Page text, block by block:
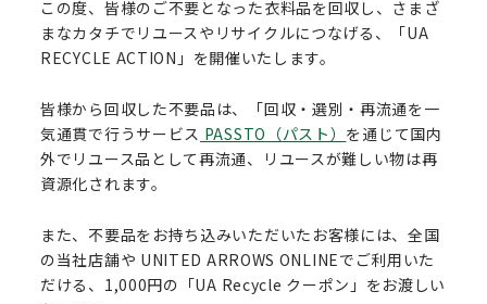
この度、皆様のご不要となった衣料品を回収し、さまざ
まなカタチでリユースやリサイクルにつなげる、「UA
RECYCLE ACTION」を開催いたします。
皆様から回収した不要品は、「回収・選別・再流通を一
気通貫で行うサービス PASSTO（パスト） を通じて国内
外でリユース品として再流通、リユースが難しい物は再
資源化されます。
また、不要品をお持ち込みいただいたお客様には、全国
の当社店舗や UNITED ARROWS ONLINEでご利用いた
だける、1,000円の「UA Recycle クーポン」をお渡しい